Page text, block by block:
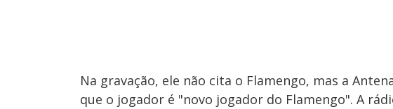
Na gravação, ele não cita o Flamengo, mas a
que o jogador é "novo jogador do Flamengo". A